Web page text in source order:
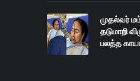
முதல்வர்
தடுமாறி
பலத்த